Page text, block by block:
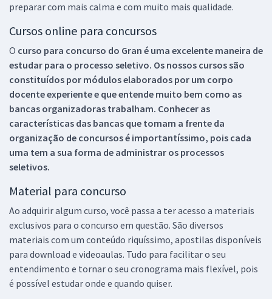
preparar com mais calma e com muito mais qualidade.
Cursos online para concursos
O curso para concurso do Gran é uma excelente maneira de
estudar para o processo seletivo. Os nossos cursos são
constituídos por módulos elaborados por um corpo
docente experiente e que entende muito bem como as
bancas organizadoras trabalham. Conhecer as
características das bancas que tomam a frente da
organização de concursos é importantíssimo, pois cada
uma tem a sua forma de administrar os processos
seletivos.
Material para concurso
Ao adquirir algum curso, você passa a ter acesso a materiais
exclusivos para o concurso em questão. São diversos
materiais com um conteúdo riquíssimo, apostilas disponíveis
para download e videoaulas. Tudo para facilitar o seu
entendimento e tornar o seu cronograma mais flexível, pois
é possível estudar onde e quando quiser.